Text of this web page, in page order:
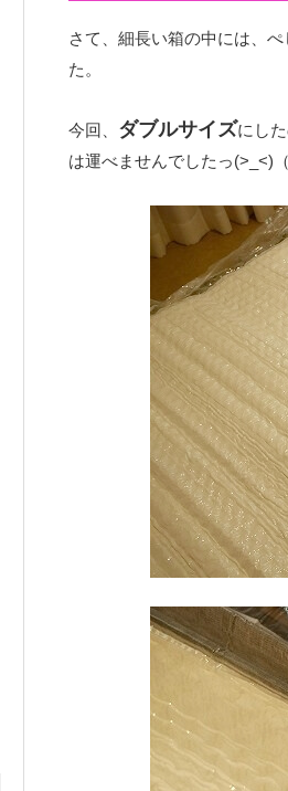
さて、細長い箱の中には、
た。
今回、 ダブルサイズにし
は運べませんでしたっ(>_<)